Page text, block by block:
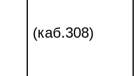
(каб.308)